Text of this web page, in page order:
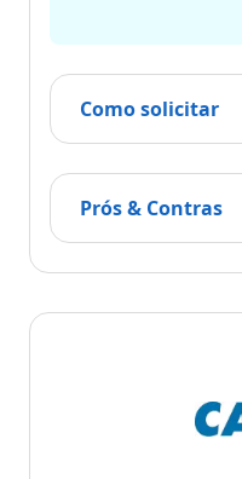
Como solicitar
Prós & Contras